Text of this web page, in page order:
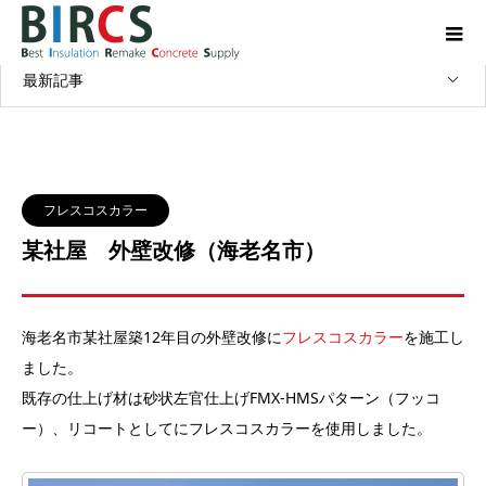
WORKS 施工実績
最新記事
フレスコスカラー
某社屋 外壁改修（海老名市）
海老名市某社屋築12年目の外壁改修にフレスコスカラーを施工し
ました。
既存の仕上げ材は砂状左官仕上げFMX-HMSパターン（フッコ
ー）、リコートとしてにフレスコスカラーを使用しました。